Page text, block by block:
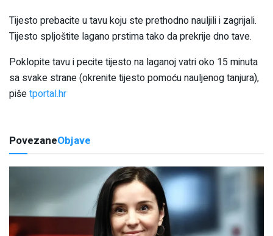
Tijesto prebacite u tavu koju ste prethodno nauljili i zagrijali.
Tijesto spljoštite lagano prstima tako da prekrije dno tave.
Poklopite tavu i pecite tijesto na laganoj vatri oko 15 minuta
sa svake strane (okrenite tijesto pomoću nauljenog tanjura),
pišetportal.hr
PovezaneObjave